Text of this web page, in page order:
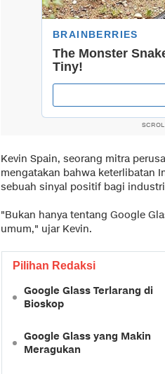
Kevin Spain, seorang mitra
mengatakan bahwa keterlibatan
sebuah sinyal positif bagi
"Bukan hanya tentang Google
umum," ujar Kevin.
Pilihan Redaksi
Google Glass Terlarang di
Bioskop
Google Glass yang Makin
Meragukan